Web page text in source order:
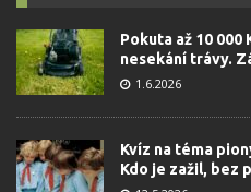
Pokuta až 10 000
nesekání trávy.
1.6.2026
Kvíz na téma
Kdo je zažil, bez